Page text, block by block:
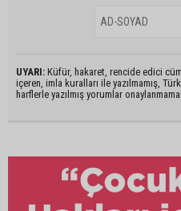
UYARI: Küfür, hakaret, rencide edici
içeren, imla kuralları ile yazılmamış,
harflerle yazılmış yorumlar